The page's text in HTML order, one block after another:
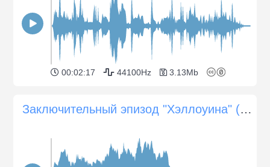
00:02:17 44100Hz 3.13Mb
Заключительный эпизод "Хэллоуина" (музыка)